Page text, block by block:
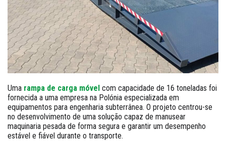
Uma rampa de carga móvel com capacidade de 16 toneladas foi
fornecida a uma empresa na Polónia especializada em
equipamentos para engenharia subterrânea. O projeto centrou-se
no desenvolvimento de uma solução capaz de manusear
maquinaria pesada de forma segura e garantir um desempenho
estável e fiável durante o transporte.